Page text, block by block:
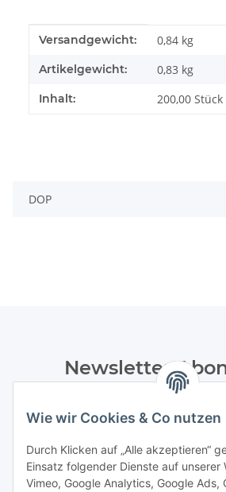
Wie wir Cookies & Co nutzen
Durch Klicken auf „Alle akzeptieren“
Einsatz folgender Dienste auf unserer
Vimeo, Google Analytics, Google Ads,
Produkteigenschaft
Wert
Versandgewicht: 0,84 kg
Artikelgewicht: 0,83 kg
Inhalt: 200,00 Stück
DOP
Newsletter
Datenschutzerklärungregelmäßig und